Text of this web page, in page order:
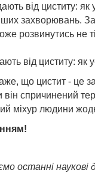
від циститу:
захворювань. За
розвинутись не
від циститу:
що цистит - це
спричинений
міхур людини
останні наукові